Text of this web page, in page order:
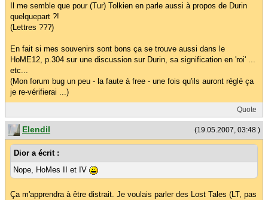
Il me semble que pour (Tur) Tolkien en parle aussi à propos de Durin
quelquepart ?!
(Lettres ???)
En fait si mes souvenirs sont bons ça se trouve aussi dans le
HoME12, p.304 sur une discussion sur Durin, sa signification en 'roi' ...
etc...
(Mon forum bug un peu - la faute à free - une fois qu'ils auront réglé ça
je re-vérifierai ...)
Quote
(19.05.2007, 03:48 )
Elendil
Dior a écrit :
Nope, HoMes II et IV
Ça m'apprendra à être distrait. Je voulais parler des Lost Tales (LT, pas